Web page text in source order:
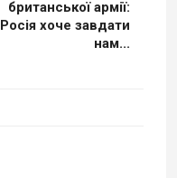
британської армії:
Росія хоче завдати
нам...